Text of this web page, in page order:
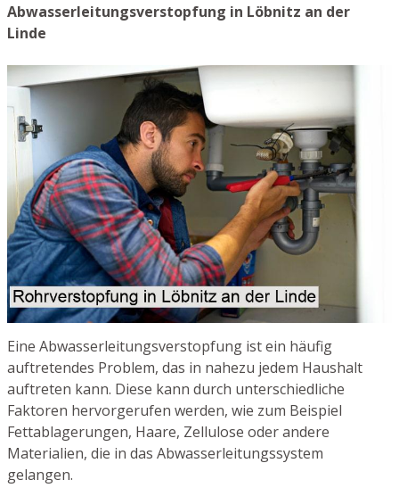
Abwasserleitungsverstopfung in Löbnitz an der
Linde
Eine Abwasserleitungsverstopfung ist ein häufig
auftretendes Problem, das in nahezu jedem Haushalt
auftreten kann. Diese kann durch unterschiedliche
Faktoren hervorgerufen werden, wie zum Beispiel
Fettablagerungen, Haare, Zellulose oder andere
Materialien, die in das Abwasserleitungssystem
gelangen.